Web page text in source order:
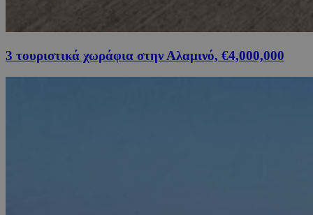
3 τουριστικά χωράφια στην Αλαμινό, €4,000,000